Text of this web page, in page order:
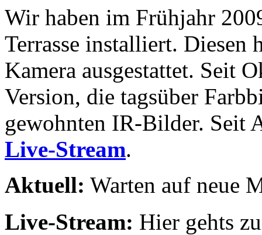
Wir haben im Frühjahr
Terrasse installiert.
Kamera ausgestattet. Seit
Version, die tagsüber
gewohnten IR-Bilder. Seit
Live-Stream.
Aktuell: Warten auf neue
Live-Stream: Hier gehts